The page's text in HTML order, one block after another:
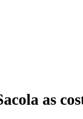
as